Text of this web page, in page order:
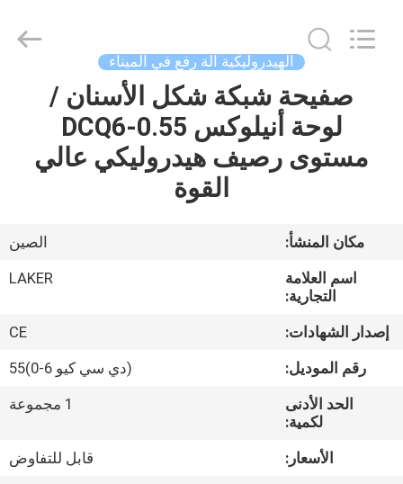
منزل
المنتجات
في
المعمل
ضبط
الجودة
AUTOPARTS
CO.,LIMITED.
الهيدروليكية آلة رفع في الميناء
صفيحة شبكة شكل الأسنان /
لوحة أنيلوكس DCQ6-0.55
مستوى رصيف هيدروليكي عالي
القوة
مكان المنشأ:
الصين
اسم العلامة
التجارية:
LAKER
إصدار الشهادات:
CE
رقم الموديل:
(دي سي كيو 6-0)55
الحد الأدنى
لكمية:
1 مجموعة
الأسعار:
قابل للتفاوض